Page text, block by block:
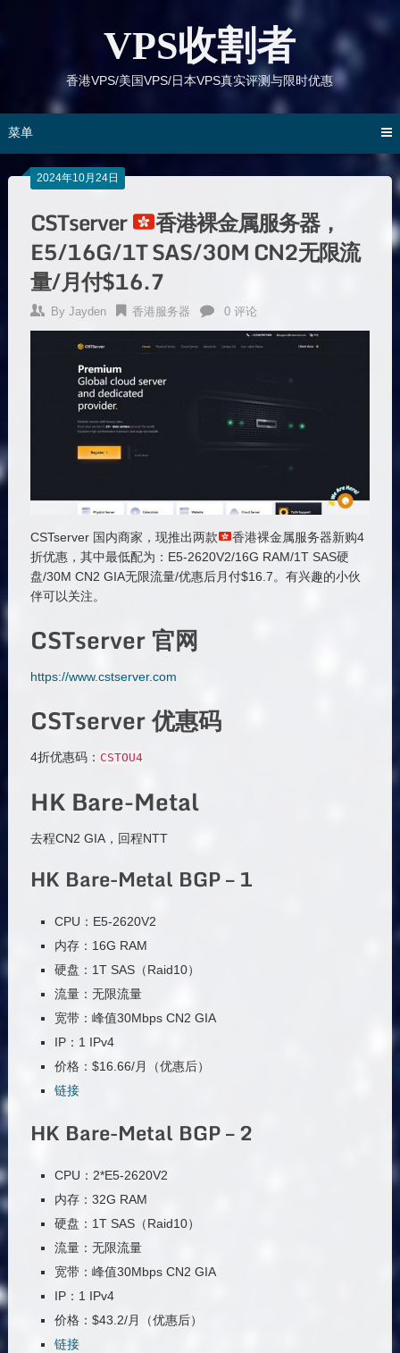
VPS收割者
香港VPS/美国VPS/日本VPS真实评测与限时优惠
菜单
2024年10月24日
CSTserver
香港裸金属服务器，
E5/16G/1T SAS/30M CN2无限流
量/月付$16.7
By Jayden 香港服务器 0 评论
CSTserver 国内商家，现推出两款
香港裸金属服务器新购4
折优惠，其中最低配为：E5-2620V2/16G RAM/1T SAS硬
盘/30M CN2 GIA无限流量/优惠后月付$16.7。有兴趣的小伙
伴可以关注。
CSTserver 官网
https://www.cstserver.com
CSTserver 优惠码
4折优惠码： CSTOU4
HK Bare-Metal
去程CN2 GIA，回程NTT
HK Bare-Metal BGP – 1
CPU：E5-2620V2
内存：16G RAM
硬盘：1T SAS（Raid10）
流量：无限流量
宽带：峰值30Mbps CN2 GIA
IP：1 IPv4
价格：$16.66/月（优惠后）
链接
HK Bare-Metal BGP – 2
CPU：2*E5-2620V2
内存：32G RAM
硬盘：1T SAS（Raid10）
流量：无限流量
宽带：峰值30Mbps CN2 GIA
IP：1 IPv4
价格：$43.2/月（优惠后）
链接